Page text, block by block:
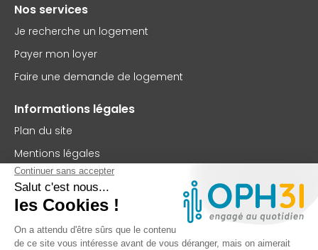
Nos services
Je recherche un logement
Payer mon loyer
Faire une demande de logement
Informations légales
Plan du site
Mentions légales
Politique de confidentialité
Accessibilité : partiellement conforme
Nous contacter